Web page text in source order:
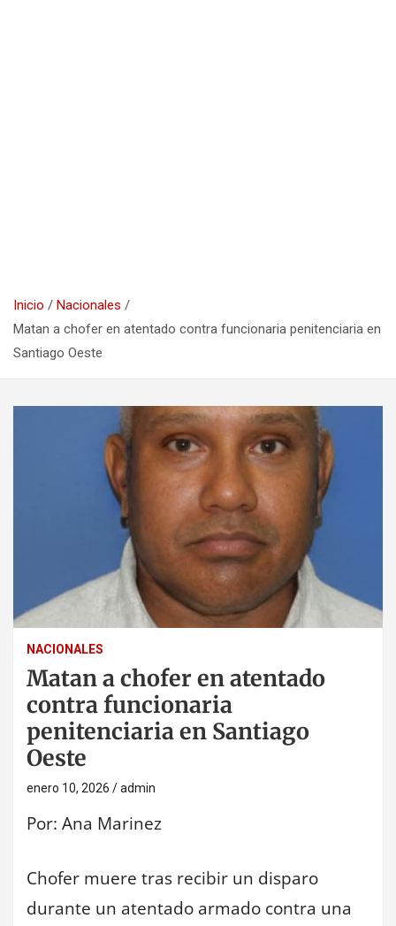
Inicio
Nacionales
Matan a chofer en atentado contra funcionaria penitenciaria en
Santiago Oeste
NACIONALES
Matan a chofer en atentado
contra funcionaria
penitenciaria en Santiago
Oeste
enero 10, 2026 admin
Por: Ana Marinez
Chofer muere tras recibir un disparo
durante un atentado armado contra una